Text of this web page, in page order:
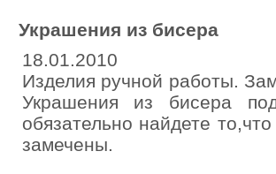
Украшения из бисера
18.01.2010
Изделия ручной работы.
Украшения из бисера
обязательно найдете
замечены.